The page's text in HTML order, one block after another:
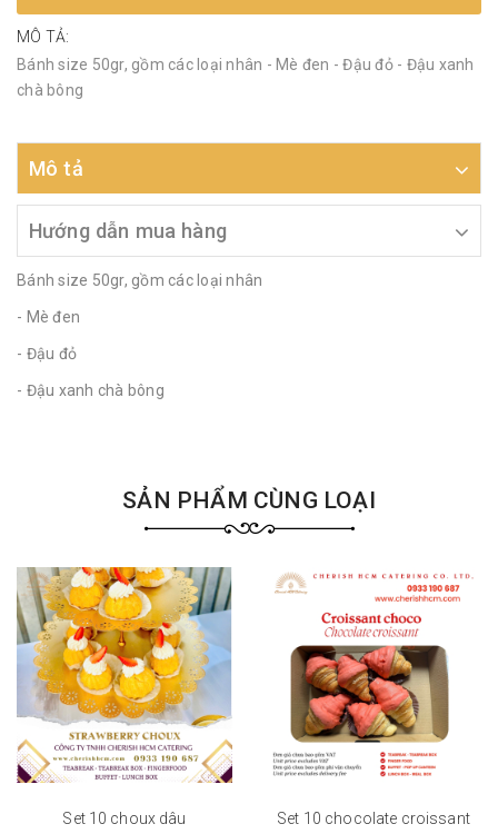
MÔ TẢ:
Bánh size 50gr, gồm các loại nhân - Mè đen - Đậu đỏ - Đậu xanh
chà bông
Mô tả
Hướng dẫn mua hàng
Bánh size 50gr, gồm các loại nhân
- Mè đen
- Đậu đỏ
- Đậu xanh chà bông
SẢN PHẨM CÙNG LOẠI
Set 10 choux dâu Set 10 chocolate croissant